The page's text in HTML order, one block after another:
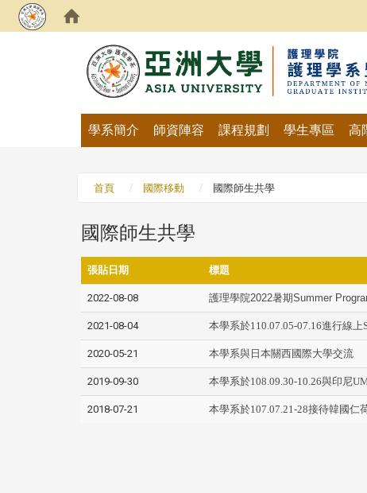
學系簡介 師資陣容 課程規劃 學生專區 高
首頁 國際移動 國際師生共學
國際師生共學
張貼日期 標題
2022-08-08 護理學院2022暑期Summer
2021-08-04 本學系於110.07.05-07.16進行線上
2020-05-21 本學系與日本關西國際大學交流
2019-09-30 本學系於108.09.30-10.26與印尼
2018-07-21 本學系於107.07.21-28接待韓國仁